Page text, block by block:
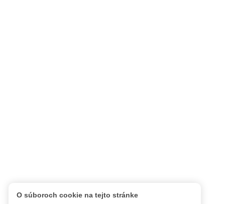
O súboroch cookie na tejto stránke